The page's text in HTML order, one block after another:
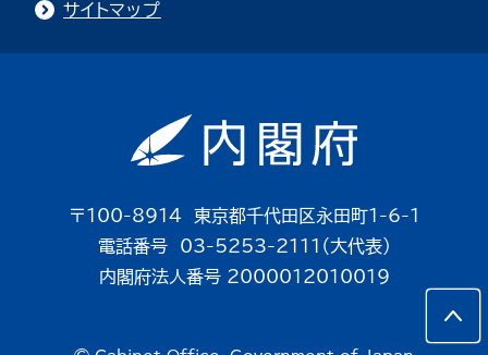
サイトマップ
〒100-8914 東京都千代田区永田町1-6-1
電話番号 03-5253-2111（大代表）
内閣府法人番号 2000012010019